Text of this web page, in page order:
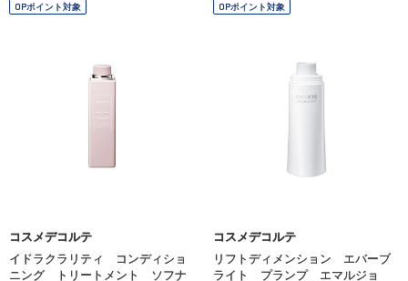
OPポイント対象
コスメデコルテ
イドラクラリティ コンディショ
ニング トリートメント ソフナ
OPポイント対象
コスメデコルテ
リフトディメンション エバーブ
ライト プランプ エマルジョ